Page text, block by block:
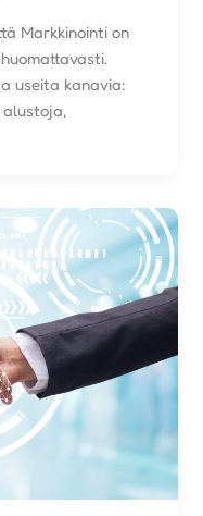
Markkinointi on
useita kanavia:
alustoja,